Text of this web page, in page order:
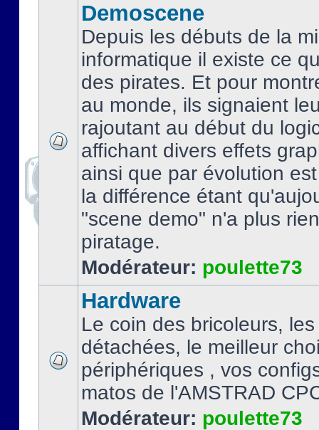
Demoscene
Depuis les débuts de la
informatique il existe ce
des pirates. Et pour
au monde, ils signaient
rajoutant au début du
affichant divers effets
ainsi que par évolution
la différence étant
"scene demo" n'a plus
piratage.
Modérateur: poulette73
Hardware
Le coin des bricoleurs,
détachées, le meilleur
périphériques , vos
matos de l'AMSTRAD
Modérateur: poulette73